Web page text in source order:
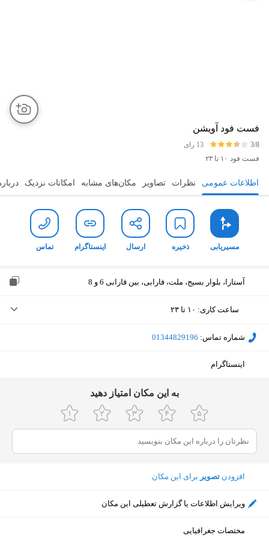
فست فود آویشن
3/8
13 رای
فست فود ۱۰ تا ۲۳
مسیریابی ذخیره ارسال اینستاگرام اطلاعات عمومی نظرات تصاویر مکان‌های مشابه امکانات نزدیک
مسیریابی ذخیره ارسال اینستاگرام تماس
آستارا، بلوار بسیج، ملت، فارابی، بین فارابی 6 و 8
ساعت کاری: ۱۰ تا ۲۳
یکشنبه (امروز)
پنجشنبه ۱۰ تا ۲۳
شماره تماس: ‎01344829196
اینستاگرام
ﺑﻪ اﯾﻦ ﻣﮑﺎن اﻣﺘﯿﺎز دﻫﯿﺪ
افزودن تصویر برای این مکان
ویرایش اطلاعات یا گزارش تعطیلی این مکان
مختصات جغرافیایی